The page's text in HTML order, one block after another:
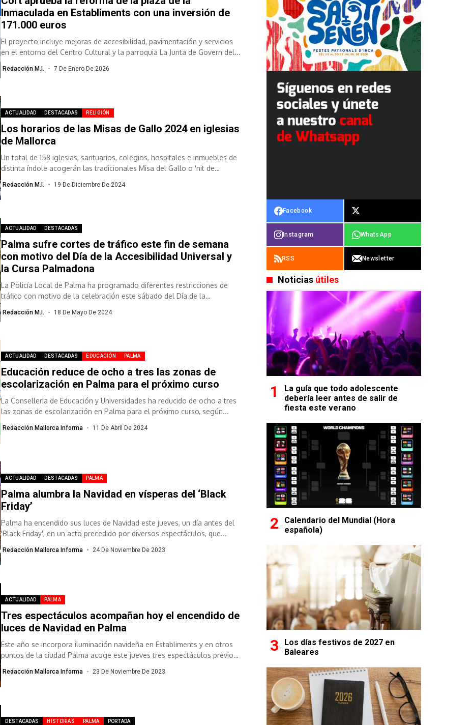
Inmaculada en Establiments con una inversión de
171.000 euros
El proyecto incluye mejoras de accesibilidad, pavimentación y servicios
en el entorno del Centro Cultural y la parroquia La Junta de Govern del...
Redacción M.I. 7 De Enero De 2026
ACTUALIDAD DESTACADAS RELIGIÓN
Los horarios de las Misas de Gallo 2024 en iglesias
de Mallorca
Un total de 158 iglesias, santuarios, colegios, hospitales e inmuebles de
distinta índole acogerán las tradicionales Misa del Gallo o 'nit de
Redacción M.I. 19 De Diciembre De 2024
ACTUALIDAD DESTACADAS
Palma sufre cortes de tráfico este fin de semana
con motivo del Día de la Accesibilidad Universal y
la Cursa Palmadona
La Policía Local de Palma ha programado diferentes restricciones de
tráfico con motivo de la celebración este sábado del Día de la
Redacción M.I. 18 De Mayo De 2024
ACTUALIDAD DESTACADAS EDUCACIÓN PALMA
Educación reduce de ocho a tres las zonas de
escolarización en Palma para el próximo curso
La Conselleria de Educación y Universidades ha reducido de ocho a tres
las zonas de escolarización en Palma para el próximo curso, según...
Redacción Mallorca Informa 11 De Abril De 2024
ACTUALIDAD DESTACADAS PALMA
Palma alumbra la Navidad en vísperas del ‘Black
Friday’
Palma ha encendido sus luces de Navidad este jueves, un día antes del
'Black Friday', en un acto precedido por diversos espectáculos, que...
Redacción Mallorca Informa 24 De Noviembre De 2023
ACTUALIDAD PALMA
Tres espectáculos acompañan hoy el encendido de
luces de Navidad en Palma
Este año se incorpora iluminación navideña en Establiments y en otros
puntos de la ciudad Palma acoge este jueves tres espectáculos previos
Redacción Mallorca Informa 23 De Noviembre De 2023
DESTACADAS HISTORIAS PALMA PORTADA
Facebook
Instagram WhatsApp
RSS Newsletter
Noticias útiles
La guía que todo adolescente
debería leer antes de salir de
fiesta este verano
Calendario del Mundial (Hora
española)
Los días festivos de 2027 en
Baleares